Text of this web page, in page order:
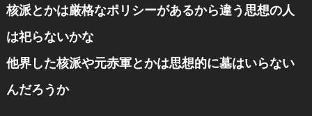
核派とかは厳格なポリシーがあるから違う思想の人
は祀らないかな
他界した核派や元赤軍とかは思想的に墓はいらない
んだろうか